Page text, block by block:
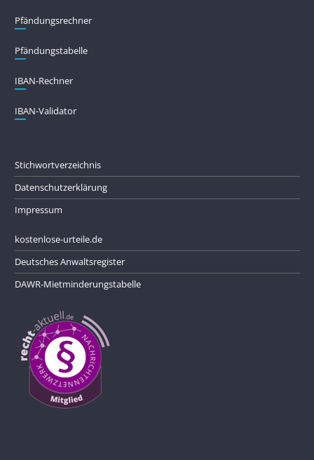
Pfändungs­rechner
Pfändungs­tabelle
IBAN-Rechner
IBAN-Validator
Stichwortverzeichnis
Datenschutzerklärung
Impressum
kostenlose-urteile.de
Deutsches Anwaltsregister
DAWR-Mietminderungstabelle